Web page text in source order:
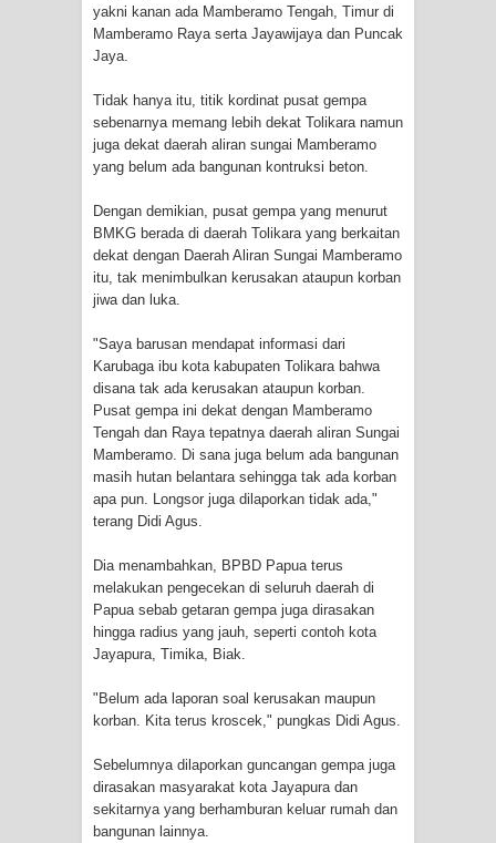
Cenderawasih di Ujung Timur
Profil Lengkap Aceh, Provinsi
Istimewa di Ujung Sumatera
Lima Rumah Pribadi Terbakar Di
Hamadi Jayapura Selatan
Imbau Waspada Susulan
Mama-Mama Pasar Lama Sentani
Protes Tumpukan Sampah dengan
Menghambur ke Tengah Jalan
Hilangnya Agustina Ester Bonsapia
Marthen Medlama Sebut Pemprov
BRI Region 18 Jayapura Salurkan
Bantuan CSR untuk RS Bhayangkara
yakni kanan ada Mamberamo Tengah, Timur di
Mamberamo Raya serta Jayawijaya dan Puncak
Jaya.
Tidak hanya itu, titik kordinat pusat gempa
sebenarnya memang lebih dekat Tolikara namun
juga dekat daerah aliran sungai Mamberamo
yang belum ada bangunan kontruksi beton.
Dengan demikian, pusat gempa yang menurut
BMKG berada di daerah Tolikara yang berkaitan
dekat dengan Daerah Aliran Sungai Mamberamo
itu, tak menimbulkan kerusakan ataupun korban
jiwa dan luka.
"Saya barusan mendapat informasi dari
Karubaga ibu kota kabupaten Tolikara bahwa
disana tak ada kerusakan ataupun korban.
Pusat gempa ini dekat dengan Mamberamo
Tengah dan Raya tepatnya daerah aliran Sungai
Mamberamo. Di sana juga belum ada bangunan
masih hutan belantara sehingga tak ada korban
apa pun. Longsor juga dilaporkan tidak ada,"
terang Didi Agus.
Dia menambahkan, BPBD Papua terus
melakukan pengecekan di seluruh daerah di
Papua sebab getaran gempa juga dirasakan
hingga radius yang jauh, seperti contoh kota
Jayapura, Timika, Biak.
"Belum ada laporan soal kerusakan maupun
korban. Kita terus kroscek," pungkas Didi Agus.
Sebelumnya dilaporkan guncangan gempa juga
dirasakan masyarakat kota Jayapura dan
sekitarnya yang berhamburan keluar rumah dan
bangunan lainnya.